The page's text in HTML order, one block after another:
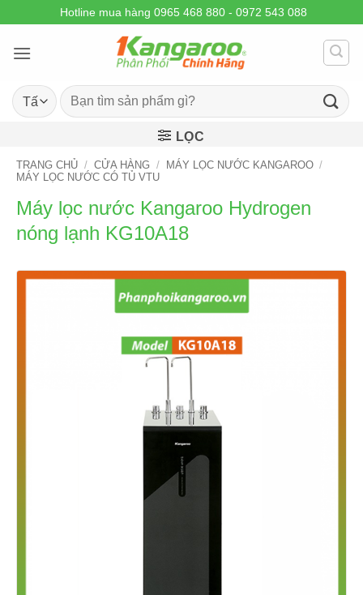
content
Hotline mua hàng 0965 468 880 - 0972 543 088
Tìm
kiếm:
LỌC
TRANG CHỦ / CỬA HÀNG / MÁY LỌC NƯỚC KANGAROO /
MÁY LỌC NƯỚC CÓ TỦ VTU
Máy lọc nước Kangaroo Hydrogen
nóng lạnh KG10A18